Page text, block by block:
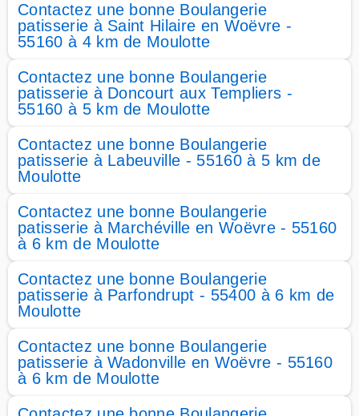
Contactez une bonne Boulangerie
patisserie à Saint Hilaire en Woëvre -
55160 à 4 km de Moulotte
Contactez une bonne Boulangerie
patisserie à Doncourt aux Templiers -
55160 à 5 km de Moulotte
Contactez une bonne Boulangerie
patisserie à Labeuville - 55160 à 5 km de
Moulotte
Contactez une bonne Boulangerie
patisserie à Marchéville en Woëvre - 55160
à 6 km de Moulotte
Contactez une bonne Boulangerie
patisserie à Parfondrupt - 55400 à 6 km de
Moulotte
Contactez une bonne Boulangerie
patisserie à Wadonville en Woëvre - 55160
à 6 km de Moulotte